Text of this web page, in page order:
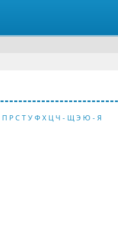
П Р С Т У Ф Х Ц Ч - Щ Э Ю - Я